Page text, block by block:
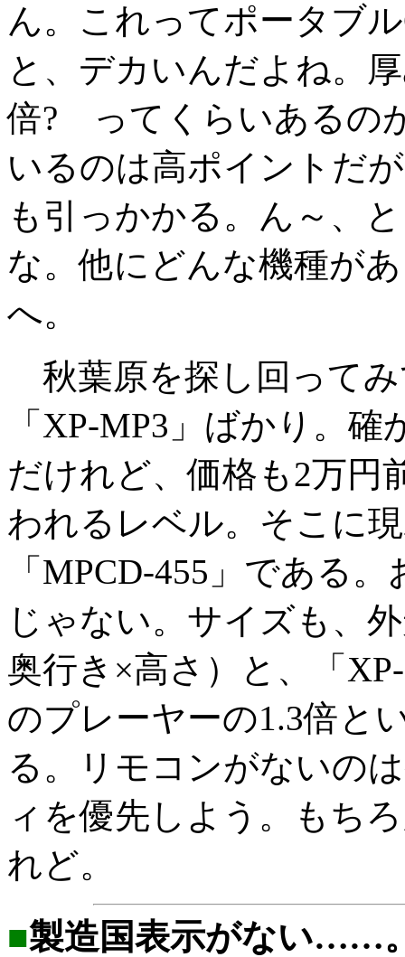
ん。これってポータブ
と、デカいんだよね。
倍? ってくらいあるの
いるのは高ポイントだ
も引っかかる。ん～、
な。他にどんな機種が
へ。
秋葉原を探し回って
「XP-MP3」ばかり。
だけれど、価格も2万円
われるレベル。そこに
「MPCD-455」である
じゃない。サイズも、
奥行き×高さ）と、「
のプレーヤーの1.3倍と
る。リモコンがないの
ィを優先しよう。もち
れど。
■製造国表示がない……